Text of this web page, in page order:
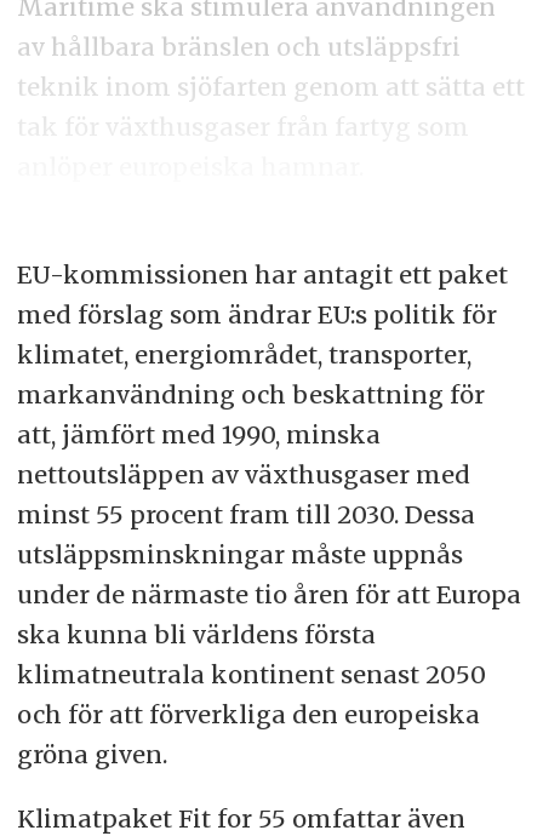
Maritime ska stimulera användningen
av hållbara bränslen och utsläppsfri
teknik inom sjöfarten genom att sätta ett
tak för växthusgaser från fartyg som
EU-kommissionen har antagit ett paket
med förslag som ändrar EU:s politik för
klimatet, energiområdet, transporter,
markanvändning och beskattning för
att, jämfört med 1990, minska
nettoutsläppen av växthusgaser med
minst 55 procent fram till 2030. Dessa
utsläppsminskningar måste uppnås
under de närmaste tio åren för att Europa
ska kunna bli världens första
klimatneutrala kontinent senast 2050
och för att förverkliga den europeiska
gröna given.
Klimatpaket Fit for 55 omfattar även